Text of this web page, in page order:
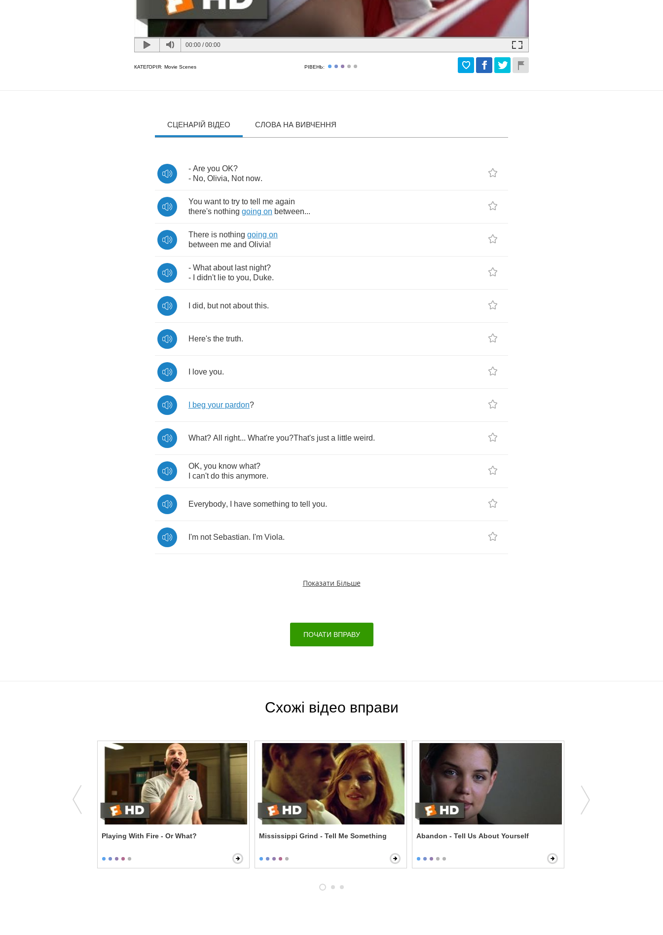
00:00 /00:00
КАТЕГОРІЯ: Movie Scenes РІВЕНЬ:
СЦЕНАРІЙ ВІДЕО СЛОВА НА ВИВЧЕННЯ
- Are you OK?
- No, Olivia, Not now.
You want to try to tell me again
there's nothing going on between...
There is nothing going on
between me and Olivia!
- What about last night?
-
didn't lie to you, Duke.
did, but not about this.
Here's the truth.
love you.
beg your pardon?
What? All right... What're you?That's just a little weird.
OK, you know what?
can't do this anymore.
Everybody, have something to tell you.
I'm not Sebastian. I'm Viola.
Показати Більше
ПОЧАТИ ВПРАВУ
Схожі відео вправи
Playing With Fire - Or What? Mississippi Grind - Tell Me Something Abandon - Tell Us About Yourself